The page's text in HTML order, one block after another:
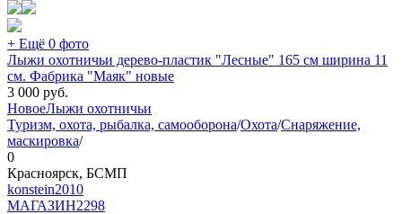
+ Ещё 0 фото
Лыжи охотничьи дерево-пластик "Лесные" 165 см ширина 11
см. Фабрика "Маяк" новые
3 000 руб.
НовоеЛыжи охотничьи
Туризм, охота, рыбалка, самооборона/Охота/Снаряжение,
маскировка/
0
Красноярск, БСМП
konstein2010
МАГАЗИН2298